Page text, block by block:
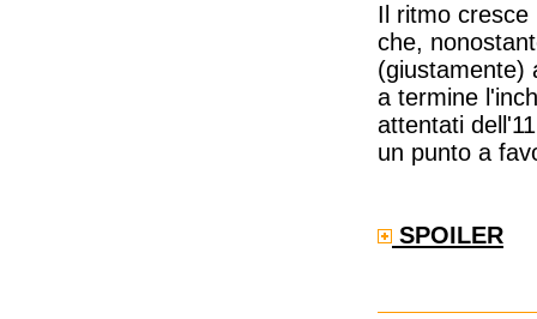
Il ritmo cresce
che,
(giustamente)
a termine
attentati
un punto a
SPOILER